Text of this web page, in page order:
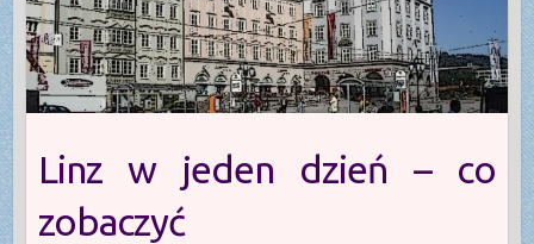
Linz w jeden dzień – co
zobaczyć